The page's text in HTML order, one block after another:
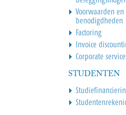
Voorwaarden en
benodigdheden
Factoring
Invoice
Corporate
STUDENTEN